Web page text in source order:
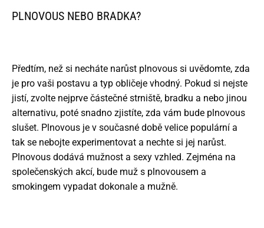
PLNOVOUS NEBO BRADKA?
Předtím, než si necháte narůst plnovous si uvědomte, zda
je pro vaši postavu a typ obličeje vhodný. Pokud si nejste
jistí, zvolte nejprve částečné strniště, bradku a nebo jinou
alternativu, poté snadno zjistíte, zda vám bude plnovous
slušet. Plnovous je v současné době velice populární a
tak se nebojte experimentovat a nechte si jej narůst.
Plnovous dodává mužnost a sexy vzhled. Zejména na
společenských akcí, bude muž s plnovousem a
smokingem vypadat dokonale a mužně.